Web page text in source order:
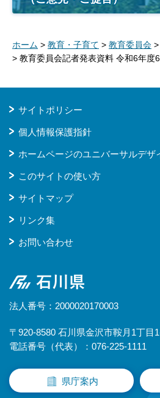
ホーム > 教育・子育て > 教育委員会 >
> 教育委員会記者発表資料 令和6年度
サイトポリシー
個人情報保護指針
ホームページのユニバーサルデザ
このサイトの使い方
サイトマップ
リンク集
お問い合わせ
石川県
法人番号：2000020170003
〒920-8580 石川県金沢市鞍月1丁目
電話番号（代表）：076-225-1111
県庁案内